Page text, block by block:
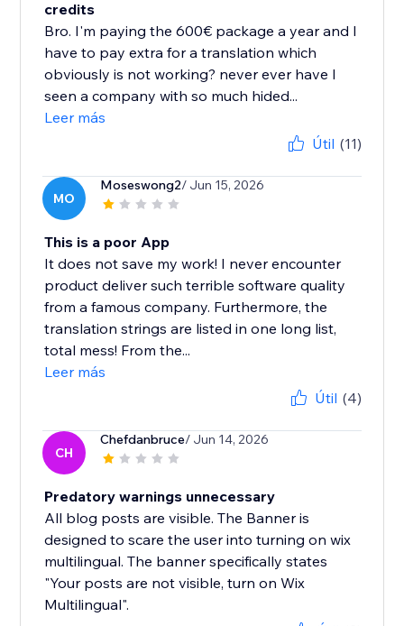
credits
Bro. I'm paying the 600€ package a year and I
have to pay extra for a translation which
obviously is not working? never ever have I
seen a company with so much hided...
Leer más
Útil (11)
MO
Moseswong2/ Jun 15, 2026
This is a poor App
It does not save my work! I never encounter
product deliver such terrible software quality
from a famous company. Furthermore, the
translation strings are listed in one long list,
total mess! From the...
Leer más
Útil (4)
CH
Chefdanbruce/ Jun 14, 2026
Predatory warnings unnecessary
All blog posts are visible. The Banner is
designed to scare the user into turning on wix
multilingual. The banner specifically states
"Your posts are not visible, turn on Wix
Multilingual".